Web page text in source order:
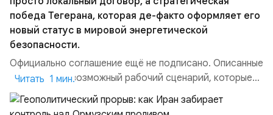
победа Тегерана, которая де-факто оформляет его
новый статус в мировой энергетической
безопасности.
Официально соглашение ещё не подписано. Описанные
пункты — это возможный рабочий сценарий, которые
скорее всего будут реализованы.Разбираем ключевые
тезисы и последствия этого соглашения:. 1. Новые
Читать 1 мин.